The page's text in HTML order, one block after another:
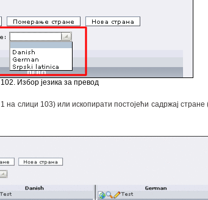
Избор језика за превод
на слици 103) или ископирати постојећи садржај стране